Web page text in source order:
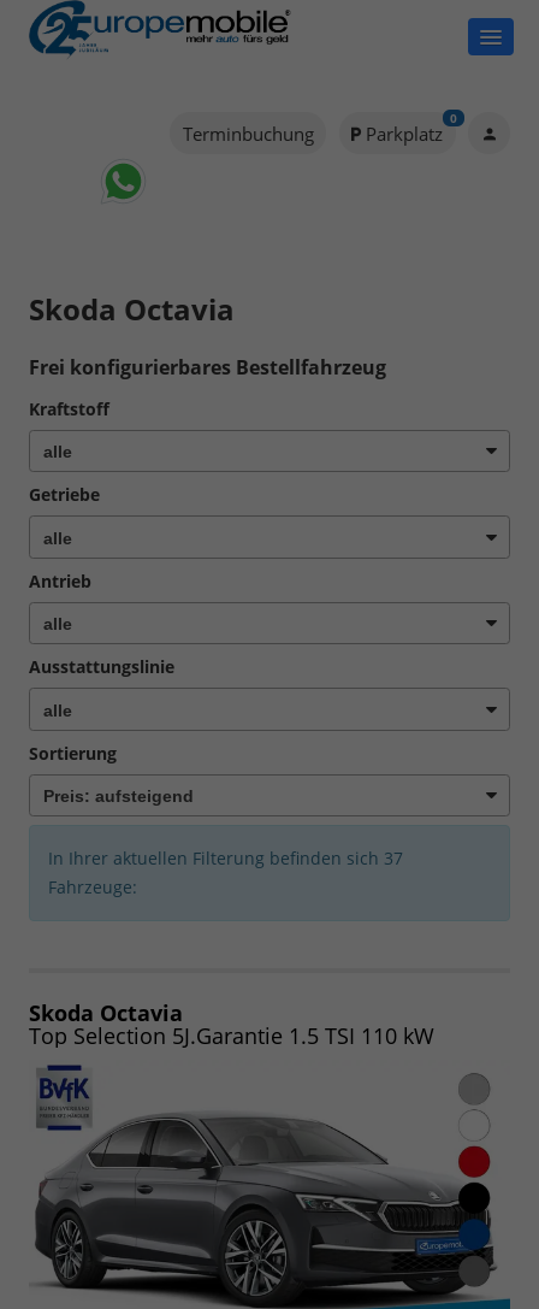
Terminbuchung Parkplatz
0
Skoda Octavia
Frei konfigurierbares Bestellfahrzeug
Kraftstoff
Getriebe
Antrieb
Ausstattungslinie
Sortierung
In Ihrer aktuellen Filterung befinden sich 37
Fahrzeuge:
Skoda Octavia
Top Selection 5J.Garantie 1.5 TSI 110 kW